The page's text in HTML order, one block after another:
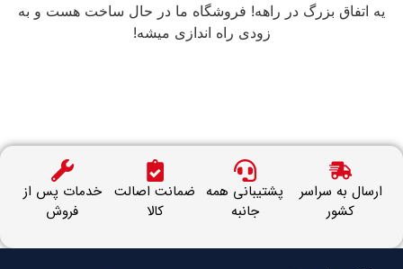
یه اتفاق بزرگ در راهه! فروشگاه ما در حال ساخت هست و به
زودی راه اندازی میشه!
ارسال به سراسر
کشور
پشتیبانی همه
جانبه
ضمانت اصالت
کالا
خدمات پس از
فروش